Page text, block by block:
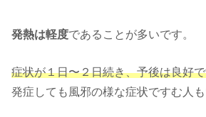
発熱は軽度であることが多いです。
症状が１日〜２日続き、予後は良好
発症しても風邪の様な症状ですむ人も